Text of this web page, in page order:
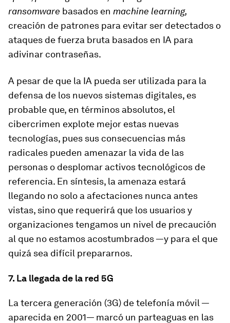
ransomware basados en machine learning,
creación de patrones para evitar ser detectados o
ataques de fuerza bruta basados en IA para
adivinar contraseñas.
A pesar de que la IA pueda ser utilizada para la
defensa de los nuevos sistemas digitales, es
probable que, en términos absolutos, el
cibercrimen explote mejor estas nuevas
tecnologías, pues sus consecuencias más
radicales pueden amenazar la vida de las
personas o desplomar activos tecnológicos de
referencia. En síntesis, la amenaza estará
llegando no solo a afectaciones nunca antes
vistas, sino que requerirá que los usuarios y
organizaciones tengamos un nivel de precaución
al que no estamos acostumbrados —y para el que
quizá sea difícil prepararnos.
7. La llegada de la red 5G
La tercera generación (3G) de telefonía móvil —
aparecida en 2001— marcó un parteaguas en las